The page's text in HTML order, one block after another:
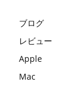
ブログ
レビュー
Apple
Mac